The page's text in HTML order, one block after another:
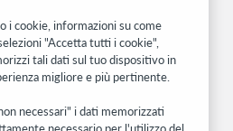
di prodotti, ricerche, eventi e molto
di posta.
i cookie, informazioni su come
"Accetta tutti i cookie",
tali dati sul tuo dispositivo in
migliore e più pertinente.
necessari" i dati memorizzati